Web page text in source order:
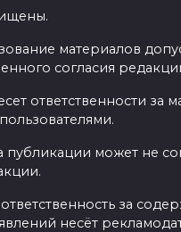
материалов
согласия
ответственности за
публикации может не
за
несёт